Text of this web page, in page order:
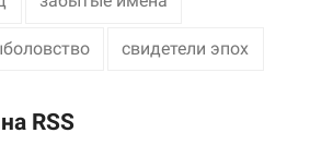
свидетели эпох
RSS